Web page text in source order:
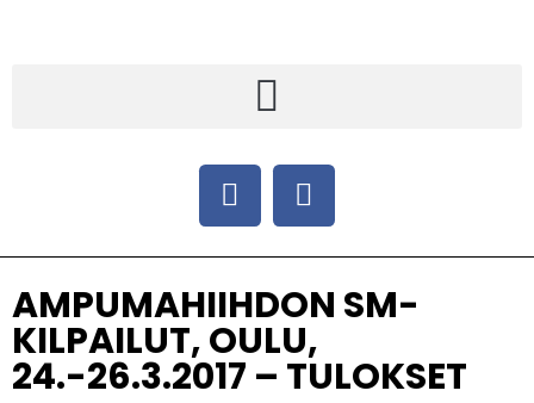
AMPUMAHIIHDON SM-
KILPAILUT, OULU,
24.-26.3.2017 – TULOKSET